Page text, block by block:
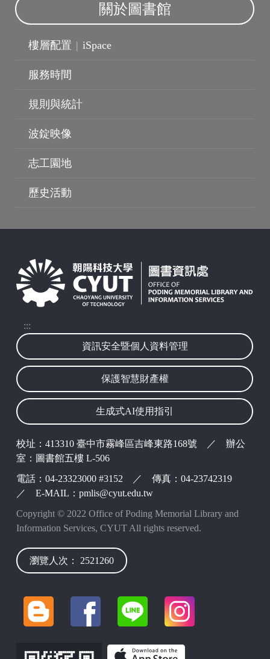
關於圖書館
樓層配置 | iSpace
服務時間
規則與統計
波錠映像
志工園地
歷史活動
:::
資訊安全暨個人資料管理
保護智慧財產權
生成式AI使用指引
校址：413310 臺中市霧峰區吉峰東路168號 ／ 辦公
室：圖書館五樓 L-506
電話：04-23323000 #3152 ／ 傳真：04-23742319
／ E-MAIL：pmlis@cyut.edu.tw
Copyright © 2022 Office of Poding Memorial Library and
Information Services, CYUT All rights reserved.
瀏覽人次： 2521260